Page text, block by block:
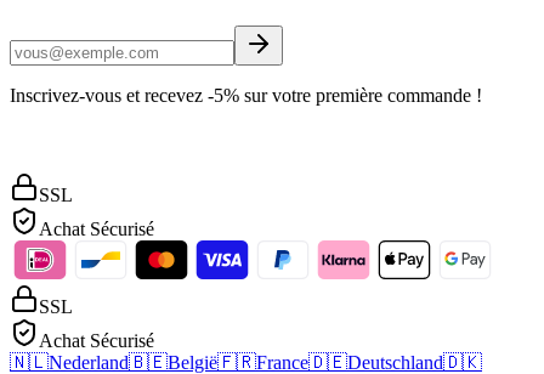
Inscrivez-vous et recevez -5% sur votre première commande !
SSL
Achat Sécurisé
SSL
Achat Sécurisé
🇳🇱Nederland🇧🇪België🇫🇷France🇩🇪Deutschland🇩🇰